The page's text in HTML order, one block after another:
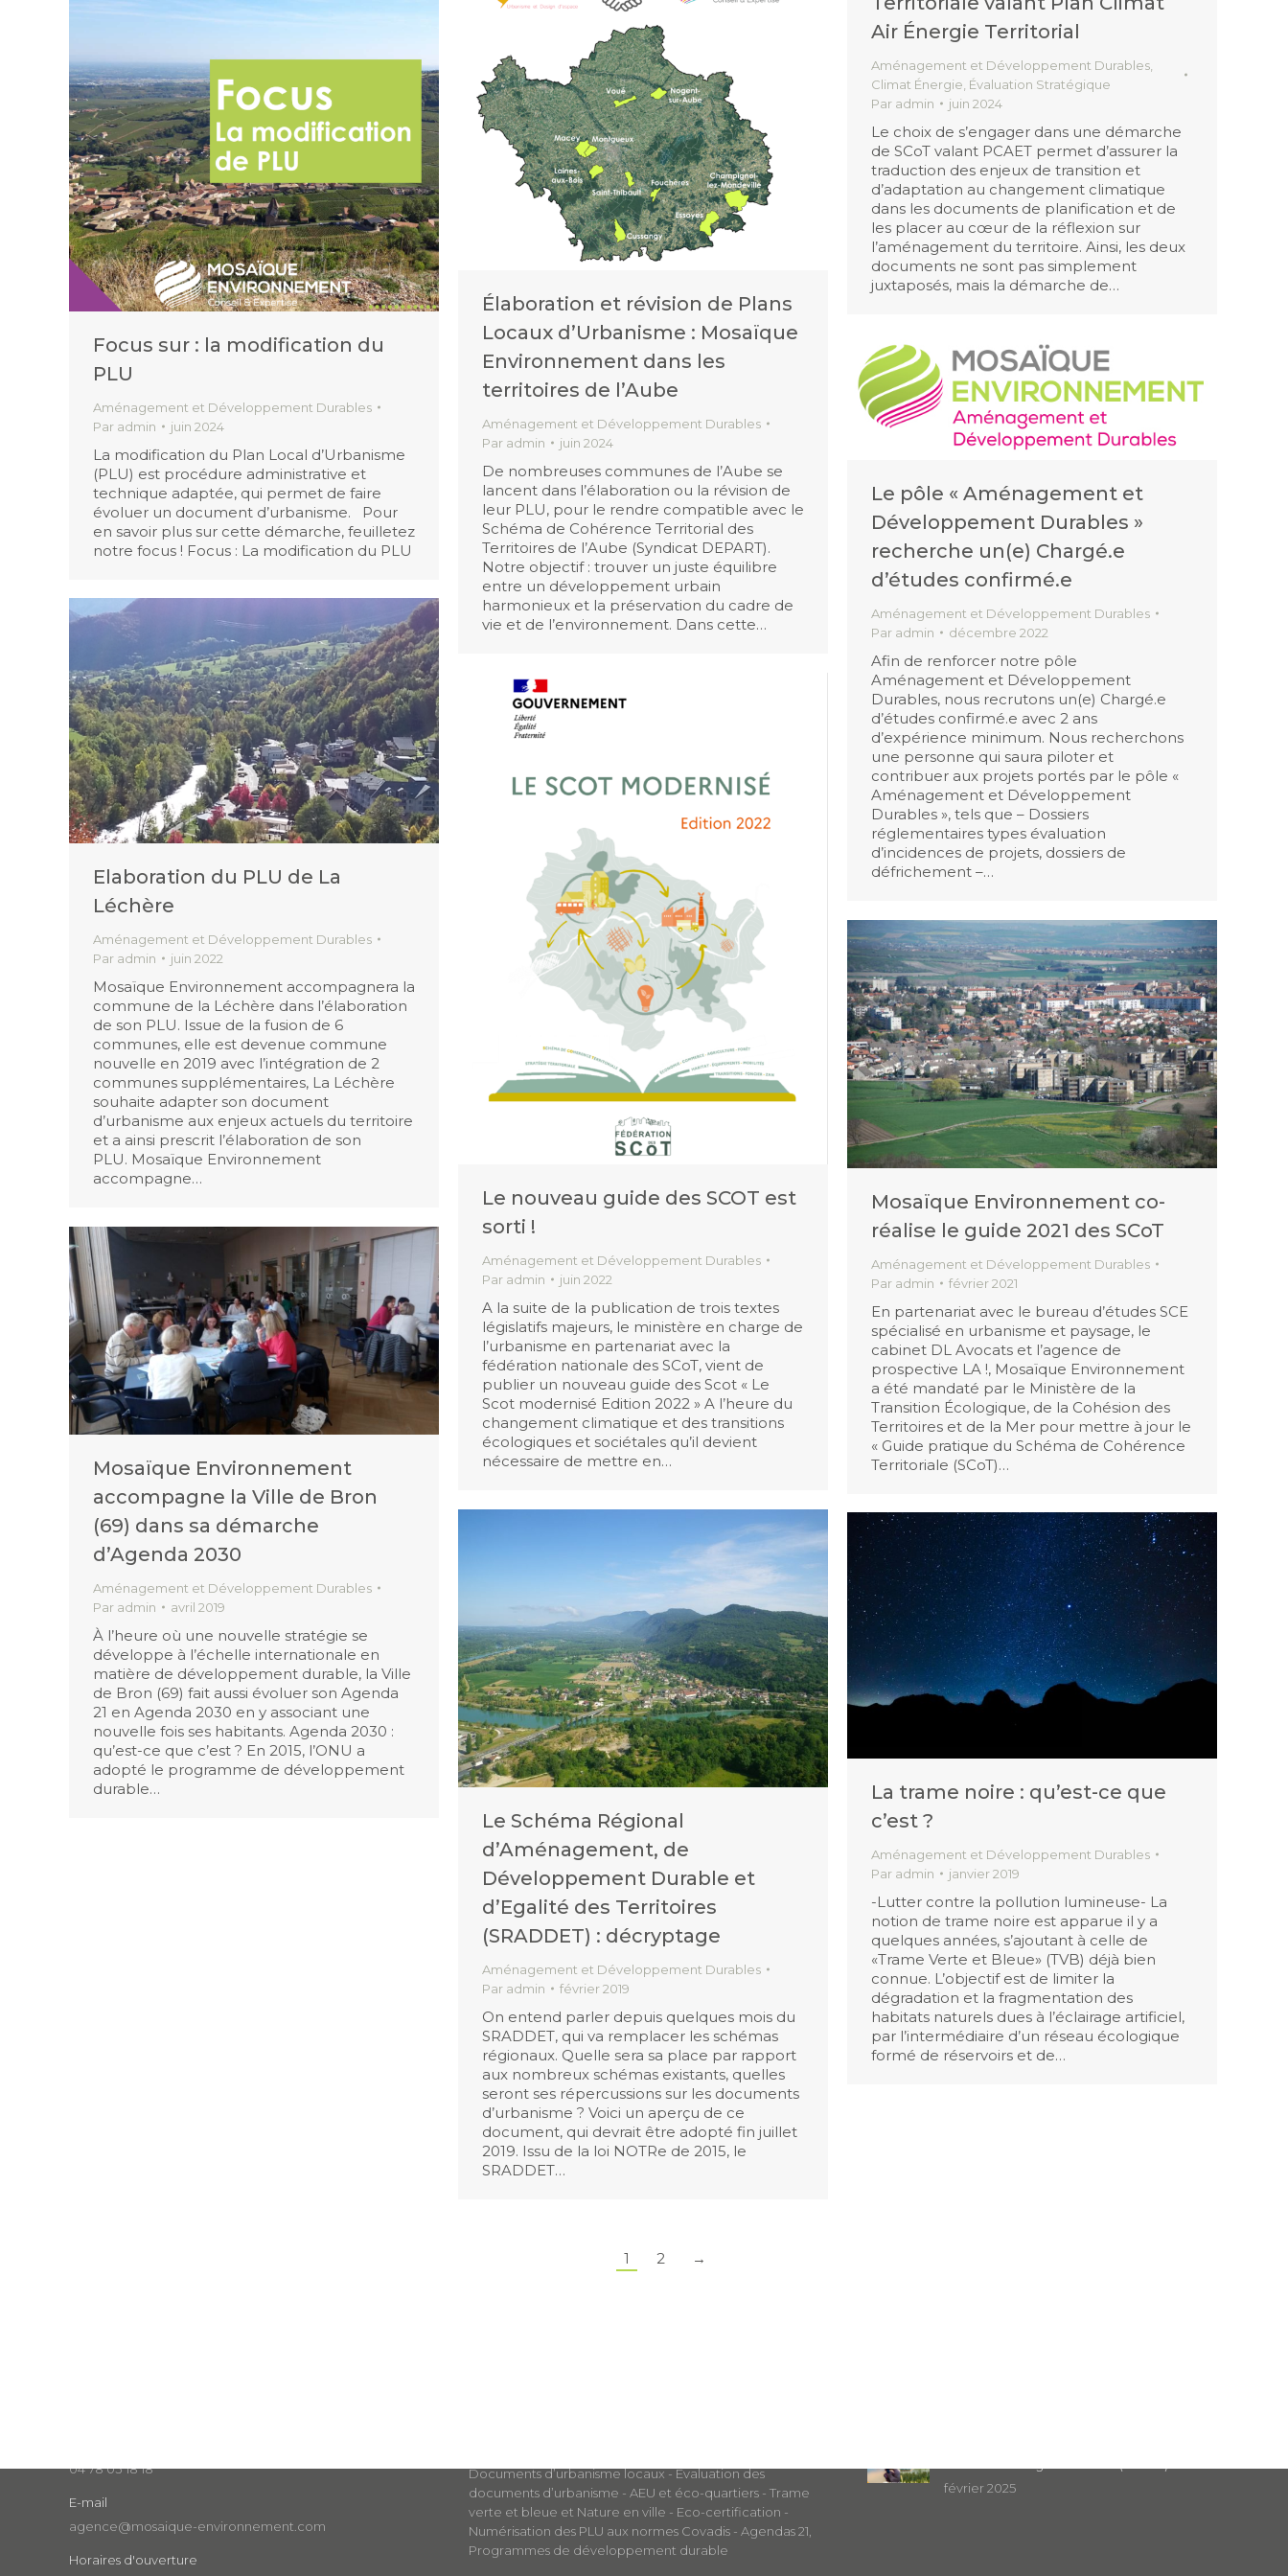
Focus sur : la modification du
PLU
Aménagement et Développement Durables
Par admin juin 2024
La modification du Plan Local d’Urbanisme
(PLU) est procédure administrative et
technique adaptée, qui permet de faire
évoluer un document d’urbanisme. Pour
en savoir plus sur cette démarche, feuilletez
notre focus ! Focus : La modification du PLU
Élaboration et révision de Plans
Locaux d’Urbanisme : Mosaïque
Environnement dans les
territoires de l’Aube
Aménagement et Développement Durables
Par admin juin 2024
De nombreuses communes de l’Aube se
lancent dans l’élaboration ou la révision de
leur PLU, pour le rendre compatible avec le
Schéma de Cohérence Territorial des
Territoires de l’Aube (Syndicat DEPART).
Notre objectif : trouver un juste équilibre
entre un développement urbain
harmonieux et la préservation du cadre de
vie et de l’environnement. Dans cette…
Air Énergie Territorial
Aménagement et Développement Durables
Climat Énergie Évaluation Stratégique
Par admin juin 2024
Le choix de s’engager dans une démarche
de SCoT valant PCAET permet d’assurer la
traduction des enjeux de transition et
d’adaptation au changement climatique
dans les documents de planification et de
les placer au cœur de la réflexion sur
l’aménagement du territoire. Ainsi, les deux
documents ne sont pas simplement
juxtaposés, mais la démarche de…
Le pôle « Aménagement et
Développement Durables »
recherche un(e) Chargé.e
d’études confirmé.e
Aménagement et Développement Durables
Par admin décembre 2022
Afin de renforcer notre pôle
Aménagement et Développement
Durables, nous recrutons un(e) Chargé.e
d’études confirmé.e avec 2 ans
d’expérience minimum. Nous recherchons
une personne qui saura piloter et
contribuer aux projets portés par le pôle «
Aménagement et Développement
Durables », tels que – Dossiers
réglementaires types évaluation
d’incidences de projets, dossiers de
défrichement –…
Elaboration du PLU de La
Léchère
Aménagement et Développement Durables
Par admin juin 2022
Mosaïque Environnement accompagnera la
commune de la Léchère dans l’élaboration
de son PLU. Issue de la fusion de 6
communes, elle est devenue commune
nouvelle en 2019 avec l’intégration de 2
communes supplémentaires, La Léchère
souhaite adapter son document
d’urbanisme aux enjeux actuels du territoire
et a ainsi prescrit l’élaboration de son
PLU. Mosaïque Environnement
accompagne…
Le nouveau guide des SCOT est
sorti !
Aménagement et Développement Durables
Par admin juin 2022
A la suite de la publication de trois textes
législatifs majeurs, le ministère en charge de
l’urbanisme en partenariat avec la
fédération nationale des SCoT, vient de
publier un nouveau guide des Scot « Le
Scot modernisé Edition 2022 » A l’heure du
changement climatique et des transitions
écologiques et sociétales qu’il devient
nécessaire de mettre en…
Mosaïque Environnement co-
réalise le guide 2021 des SCoT
Aménagement et Développement Durables
Par admin février 2021
En partenariat avec le bureau d’études SCE
spécialisé en urbanisme et paysage, le
cabinet DL Avocats et l’agence de
prospective LA !, Mosaïque Environnement
a été mandaté par le Ministère de la
Transition Écologique, de la Cohésion des
Territoires et de la Mer pour mettre à jour le
« Guide pratique du Schéma de Cohérence
Territoriale (SCoT)…
Mosaïque Environnement
accompagne la Ville de Bron
(69) dans sa démarche
d’Agenda 2030
Aménagement et Développement Durables
Par admin avril 2019
À l’heure où une nouvelle stratégie se
développe à l’échelle internationale en
matière de développement durable, la Ville
de Bron (69) fait aussi évoluer son Agenda
21 en Agenda 2030 en y associant une
nouvelle fois ses habitants. Agenda 2030 :
qu’est-ce que c’est ? En 2015, l’ONU a
adopté le programme de développement
durable…
Le Schéma Régional
d’Aménagement, de
Développement Durable et
d’Egalité des Territoires
(SRADDET) : décryptage
Aménagement et Développement Durables
Par admin février 2019
On entend parler depuis quelques mois du
SRADDET, qui va remplacer les schémas
régionaux. Quelle sera sa place par rapport
aux nombreux schémas existants, quelles
seront ses répercussions sur les documents
d’urbanisme ? Voici un aperçu de ce
document, qui devrait être adopté fin juillet
2019. Issu de la loi NOTRe de 2015, le
SRADDET…
La trame noire : qu’est-ce que
c’est ?
Aménagement et Développement Durables
Par admin janvier 2019
-Lutter contre la pollution lumineuse- La
notion de trame noire est apparue il y a
quelques années, s’ajoutant à celle de
«Trame Verte et Bleue» (TVB) déjà bien
connue. L’objectif est de limiter la
dégradation et la fragmentation des
habitats naturels dues à l’éclairage artificiel,
par l’intermédiaire d’un réseau écologique
formé de réservoirs et de…
1 2 →
04 78 03 18 18
E-mail
agence@mosaique-environnement.com
Horaires d'ouverture
Documents d’urbanisme locaux - Évaluation des
documents d’urbanisme - AEU et éco-quartiers - Trame
verte et bleue et Nature en ville - Eco-certification -
Numérisation des PLU aux normes Covadis - Agendas 21,
Programmes de développement durable
février 2025